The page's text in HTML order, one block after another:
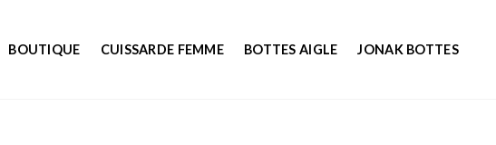
BOUTIQUE CUISSARDE FEMME BOTTES AIGLE JONAK BOTTES